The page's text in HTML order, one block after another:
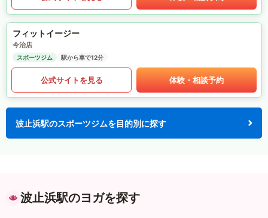
フィットイージー
今治店
スポーツジム 駅から車で12分
公式サイトを見る 体験・相談予約
波止浜駅のスポーツジムを目的別に探す
波止浜駅のヨガを探す